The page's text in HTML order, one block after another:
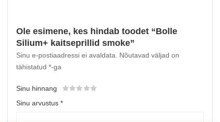
Ole esimene, kes hindab toodet “Bolle
Silium+ kaitseprillid smoke”
Sinu e-postiaadressi ei avaldata.
Nõutavad väljad on
tähistatud *-ga
Sinu hinnang
Sinu arvustus *